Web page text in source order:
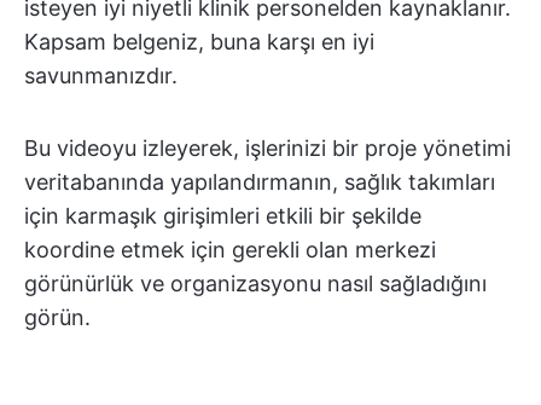
isteyen iyi niyetli klinik personelden kaynaklanır.
Kapsam belgeniz, buna karşı en iyi
savunmanızdır.
Bu videoyu izleyerek, işlerinizi bir proje yönetimi
veritabanında yapılandırmanın, sağlık takımları
için karmaşık girişimleri etkili bir şekilde
koordine etmek için gerekli olan merkezi
görünürlük ve organizasyonu nasıl sağladığını
görün.